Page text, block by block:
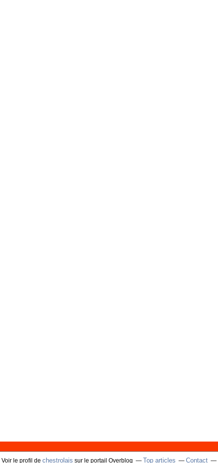
Voir le profil de chestrolais sur le portail Overblog Top articles Contact